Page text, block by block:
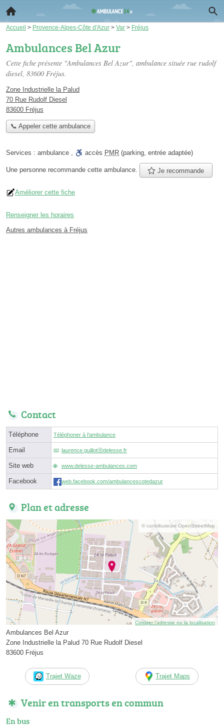
Accueil > Provence-Alpes-Côte d'Azur > Var > Fréjus
Ambulances Bel Azur
Cette fiche présente "Ambulances Bel Azur", ambulance située rue rudolf
diesel, 83600 Fréjus.
Zone Industrielle la Palud
70 Rue Rudolf Diesel
83600 Fréjus
📞 Appeler cette ambulance
Services : ambulance , accès PMR (parking, entrée adaptée)
Une personne recommande cette ambulance. Je recommande
Améliorer cette fiche
Renseigner les horaires
Autres ambulances à Fréjus
Contact
Téléphone Téléphoner à l'ambulance
Email laurence.guillotⓐdelesse.fr
Site web www.delesse-ambulances.com
Facebook web.facebook.com/ambulancescotedazur
Plan et adresse
© contributeurs OpenStreetMap
Corriger l’adresse ou la localisation
Ambulances Bel Azur
Zone Industrielle la Palud 70 Rue Rudolf Diesel
83600 Fréjus
Trajet Waze Trajet Maps
Venir en transports en commun
En bus